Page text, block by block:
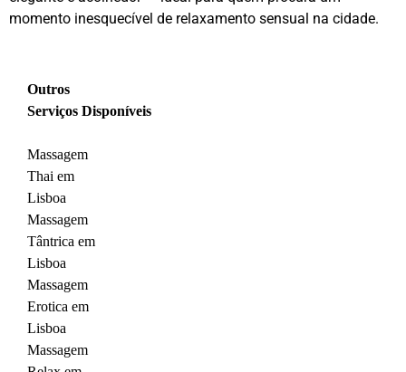
momento inesquecível de relaxamento sensual na cidade.
Outros
Serviços Disponíveis
Massagem
Thai em
Lisboa
Massagem
Tântrica em
Lisboa
Massagem
Erotica em
Lisboa
Massagem